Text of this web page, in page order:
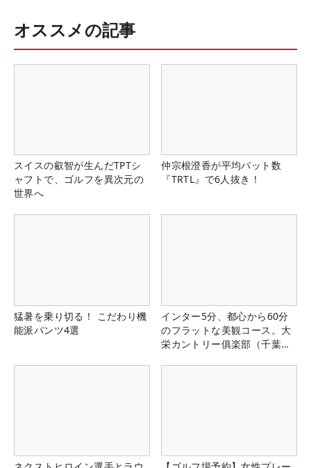
オススメの記事
スイスの叡智が生んだTPTシ
ャフトで、ゴルフを異次元の
世界へ
仲宗根澄香が平均パット数
『TRTL』で6人抜き！
猛暑を乗り切る！ こだわり機
能派パンツ4選
インター5分、都心から60分
のフラットな美観コース。大
栄カントリー俱楽部（千葉